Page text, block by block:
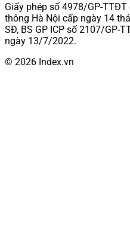
Giấy phép số 4978/GP-
thông Hà Nội cấp ngày 14
SĐ, BS GP ICP số 2107/GP-
ngày 13/7/2022.
© 2026 Index.vn